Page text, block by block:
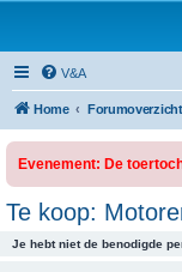
V&A
Home Forumoverzicht
Evenement: De
Te koop:
Je hebt niet de benodigde